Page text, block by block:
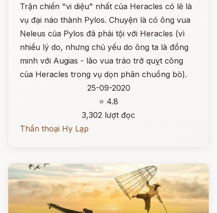
Trận chiến "vi diệu" nhất của Heracles có lẽ là
vụ đại náo thành Pylos. Chuyện là có ông vua
Neleus của Pylos đã phải tội với Heracles (vì
nhiều lý do, nhưng chủ yếu do ông ta là đồng
minh với Augias - lão vua tráo trở quỵt công
của Heracles trong vụ dọn phân chuồng bò).
25-09-2020
⭐ 4.8
3,302 lượt đọc
Thần thoại Hy Lạp